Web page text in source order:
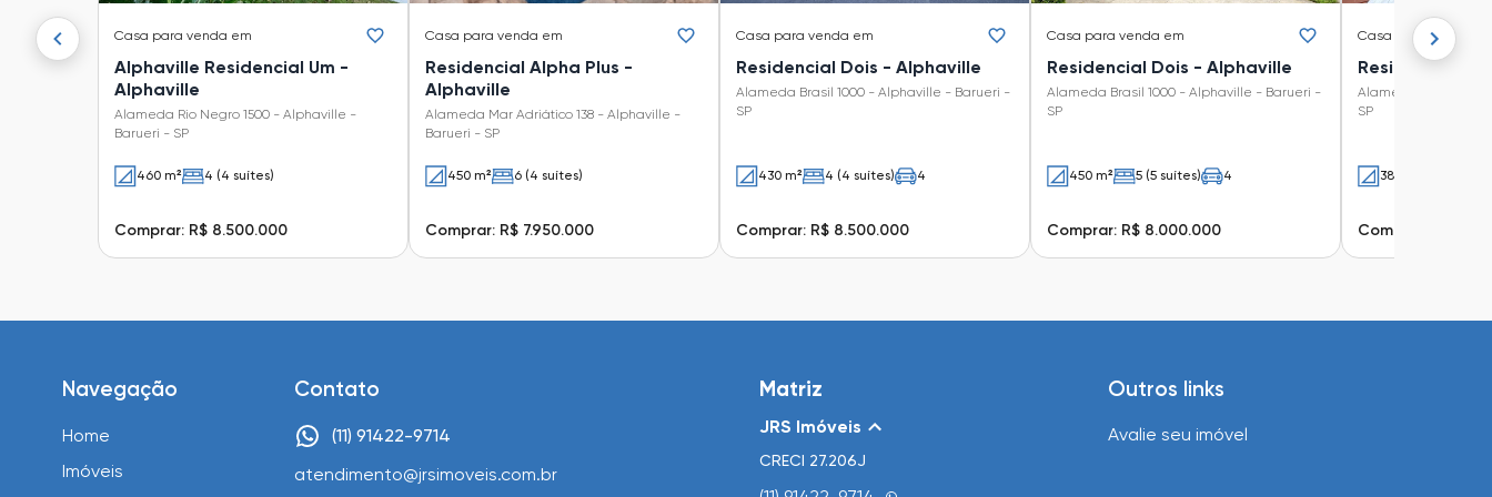
Casa para venda em
Alphaville Residencial Um -
Alphaville
Alameda Rio Negro 1500 - Alphaville -
Barueri - SP
460 m² 4 (4 suítes)
Comprar: R$ 8.500.000
Casa para venda em
Residencial Alpha Plus -
Alphaville
Alameda Mar Adriático 138 - Alphaville -
Barueri - SP
450 m² 6 (4 suítes)
Comprar: R$ 7.950.000
Casa para venda em
Residencial Dois - Alphaville
Alameda Brasil 1000 - Alphaville - Barueri -
SP
430 m² 4 (4 suítes) 4
Comprar: R$ 8.500.000
Casa para venda em
Residencial Dois - Alphaville
Alameda Brasil 1000 - Alphaville - Barueri -
SP
450 m² 5 (5 suítes) 4
Comprar: R$ 8.000.000
Casa para venda
Residencial
Alameda Brasil
SP
380 m²
Comprar: R$
Navegação
Home
Imóveis
Contato
(11) 91422-9714
atendimento@jrsimoveis.com.br
Matriz
JRS Imóveis
CRECI 27.206J
Outros links
Avalie seu imóvel